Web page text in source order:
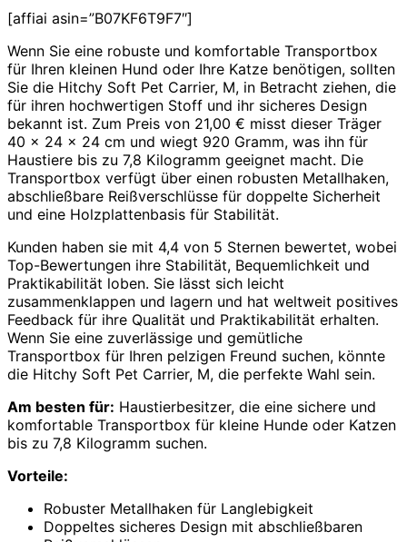
[affiai asin=”B07KF6T9F7″]
Wenn Sie eine robuste und komfortable Transportbox
für Ihren kleinen Hund oder Ihre Katze benötigen, sollten
Sie die Hitchy Soft Pet Carrier, M, in Betracht ziehen, die
für ihren hochwertigen Stoff und ihr sicheres Design
bekannt ist. Zum Preis von 21,00 € misst dieser Träger
40 x 24 x 24 cm und wiegt 920 Gramm, was ihn für
Haustiere bis zu 7,8 Kilogramm geeignet macht. Die
Transportbox verfügt über einen robusten Metallhaken,
abschließbare Reißverschlüsse für doppelte Sicherheit
und eine Holzplattenbasis für Stabilität.
Kunden haben sie mit 4,4 von 5 Sternen bewertet, wobei
Top-Bewertungen ihre Stabilität, Bequemlichkeit und
Praktikabilität loben. Sie lässt sich leicht
zusammenklappen und lagern und hat weltweit positives
Feedback für ihre Qualität und Praktikabilität erhalten.
Wenn Sie eine zuverlässige und gemütliche
Transportbox für Ihren pelzigen Freund suchen, könnte
die Hitchy Soft Pet Carrier, M, die perfekte Wahl sein.
Am besten für: Haustierbesitzer, die eine sichere und
komfortable Transportbox für kleine Hunde oder Katzen
bis zu 7,8 Kilogramm suchen.
Vorteile:
Robuster Metallhaken für Langlebigkeit
Doppeltes sicheres Design mit abschließbaren